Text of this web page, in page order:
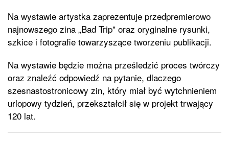
Na wystawie artystka zaprezentuje przedpremierowo
najnowszego zina „Bad Trip" oraz oryginalne rysunki,
szkice i fotografie towarzyszące tworzeniu publikacji.
Na wystawie będzie można prześledzić proces twórczy
oraz znaleźć odpowiedź na pytanie, dlaczego
szesnastostronicowy zin, który miał być wytchnieniem
urlopowy tydzień, przekształcił się w projekt trwający
120 lat.